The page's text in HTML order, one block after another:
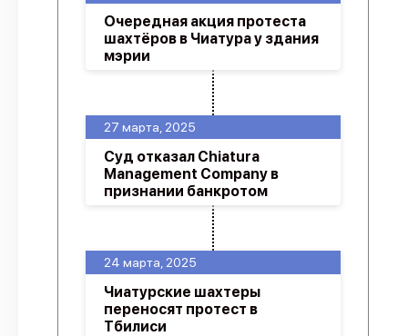
24 марта, 2025
Чиатурские шахтеры
переносят протест в
Тбилиси
27 марта, 2025
Суд отказал Chiatura
Management Company в
признании банкротом
Очередная акция протеста
шахтёров в Чиатура у здания
мэрии